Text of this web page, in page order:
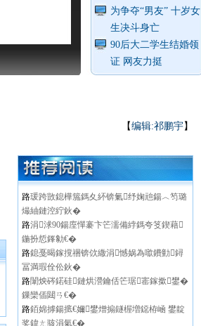
为争夺“男友” 十岁女
生决斗身亡
90后大二学生结婚领
证 网友力挺
【编辑:祁鹏宇】
路瑗跨敳鎴樺箷鎷夊紑锛氭纾婅兘鍚︿笉璐
熶紬鏈涳紵鈥�
路涓浗90鍚庢憚褰卞笀濡備綍鎷夸笅鍥藉
鍦扮悊鎽勨€�
路鎴戞暍鎵撹祵锛佽繖涓憾娲為噷鐨勭鐞
冨満瑕佺伀鈥�
路闈炴硶鍩硅鏈烘瀯鑰佸笀琚寚鎵撳鐢�
鏁欒偛閮ㄢ€�
路銆婂摢鍚掋€嬭鐢熷搧鐩楃増鐚栫崡 鐢靛
奖鍏ㄤ骇涓氣€�